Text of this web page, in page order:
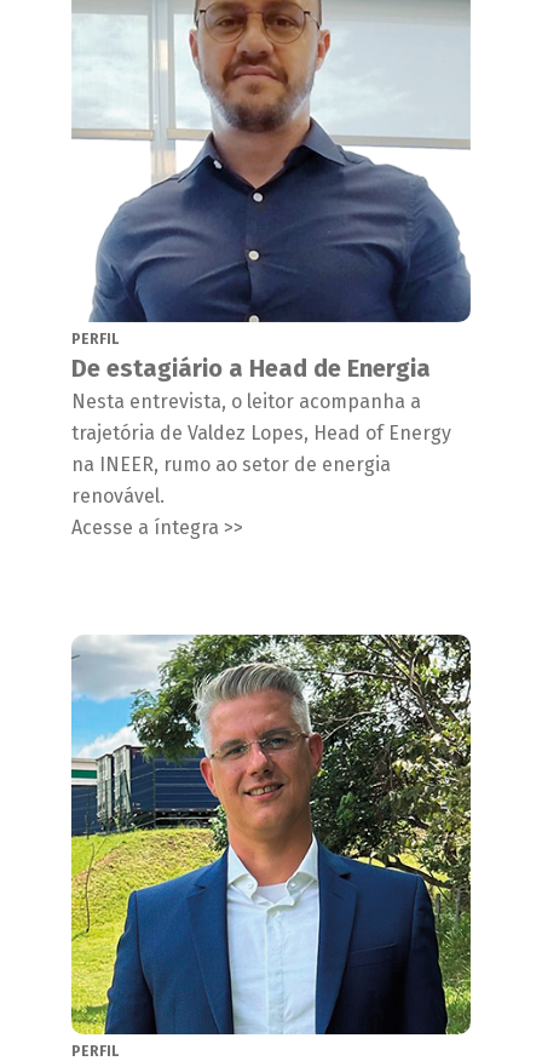
PERFIL
De estagiário a Head de Energia
Nesta entrevista, o leitor acompanha a
trajetória de Valdez Lopes, Head of Energy
na INEER, rumo ao setor de energia
renovável.
Acesse a íntegra >>
PERFIL